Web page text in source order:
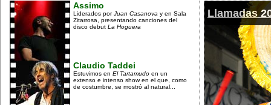
Assimo
Liderados porJuan Casanova y en Sala
Zitarrosa, presentando canciones del
disco debut La Hoguera
Claudio Taddei
Estuvimos en El Tartamudo en un
extenso e intenso show en el que, como
de costumbre, se mostró al natural...
Llamadas